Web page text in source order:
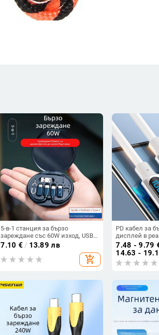
5-в-1 станция за бързо
зареждане със 60W изход, USB-
C/Lightning/Micro USB
интерфейси, PVC корпус
7.10 € / 13.89 лв
add_shopping_cart
PD кабел за
дисплей в
Lightning и
7.48 - 9.79
14.63 -